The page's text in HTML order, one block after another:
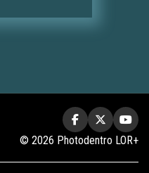
© 2026 Photodentro LOR+